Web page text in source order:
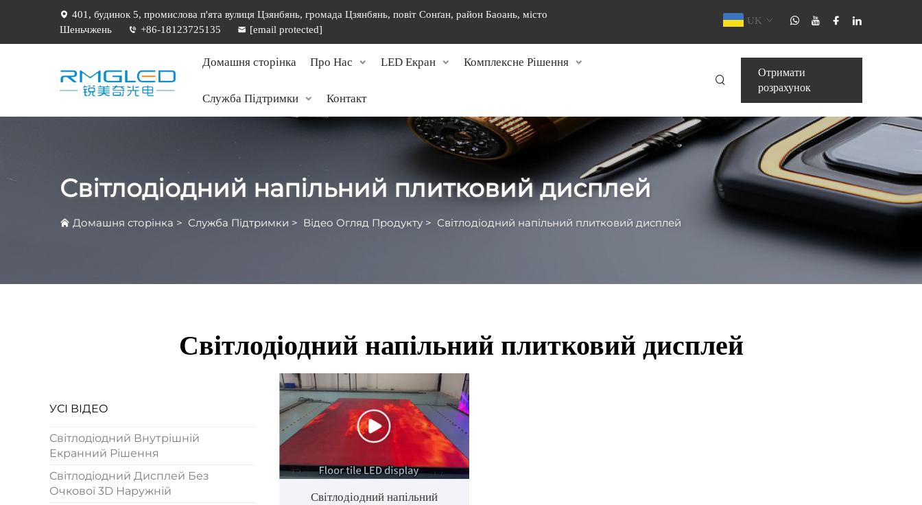
401, будинок 5, промислова п'ята вулиця Цзянбянь, громада Цзянбянь, повіт Сонґан, район Баоань, місто
Шеньчжень
+86-18123725135 [email protected]
UK
Домашня сторінка Про Нас LED Екран Комплексне Рішення
Служба Підтримки Контакт
Отримати
розрахунок
Світлодіодний напільний плитковий дисплей
Домашня сторінка > Служба Підтримки > Відео Огляд Продукту > Світлодіодний напільний плитковий дисплей
Світлодіодний напільний плитковий дисплей
УСІ ВІДЕО
Світлодіодний Внутрішній
Екранний Рішення
Світлодіодний Дисплей Без
Очкової 3D Наружній
Світлодіодний напільний